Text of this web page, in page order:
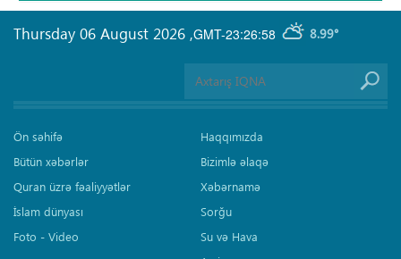
GMT-23:26:58 8.99°
Thursday 06 August 2026 ,
Ön səhifə
Bütün xəbərlər
Quran üzrə fəaliyyətlər
İslam dünyası
Foto - Video
Haqqımızda
Bizimlə əlaqə
Xəbərnamə
Sorğu
Su və Hava